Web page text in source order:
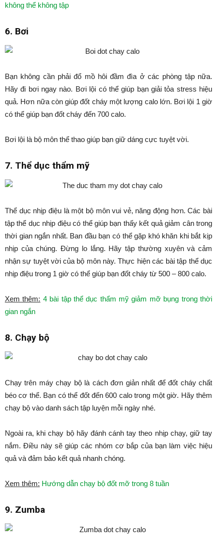
không thể không tập
6. Bơi
Bạn không cần phải đổ mồ hôi đầm đìa ở các phòng tập nữa.
Hãy đi bơi ngay nào. Bơi lội có thể giúp bạn giải tỏa stress hiệu
quả. Hơn nữa còn giúp đốt cháy một lượng calo lớn. Bơi lội 1 giờ
có thể giúp bạn đốt cháy đến 700 calo.
Bơi lội là bộ môn thể thao giúp bạn giữ dáng cực tuyệt vời.
7. Thể dục thẩm mỹ
Thể dục nhịp điệu là một bộ môn vui vẻ, năng động hơn. Các bài
tập thể dục nhịp điệu có thể giúp bạn thấy kết quả giảm cân trong
thời gian ngắn nhất. Ban đầu bạn có thể gặp khó khăn khi bắt kịp
nhịp của chúng. Đừng lo lắng. Hãy tập thường xuyên và cảm
nhận sự tuyệt vời của bộ môn này. Thực hiện các bài tập thể dục
nhịp điệu trong 1 giờ có thể giúp bạn đốt cháy từ 500 – 800 calo.
Xem thêm: 4 bài tập thể dục thẩm mỹ giảm mỡ bụng trong thời
gian ngắn
8. Chạy bộ
Chạy trên máy chạy bộ là cách đơn giản nhất để đốt cháy chất
béo cơ thể. Bạn có thể đốt đến 600 calo trong một giờ. Hãy thêm
chạy bộ vào danh sách tập luyện mỗi ngày nhé.
Ngoài ra, khi chạy bộ hãy đánh cánh tay theo nhịp chạy, giữ tay
nắm. Điều này sẽ giúp các nhóm cơ bắp của bạn làm việc hiệu
quả và đảm bảo kết quả nhanh chóng.
Xem thêm: Hướng dẫn chạy bộ đốt mỡ trong 8 tuần
9. Zumba